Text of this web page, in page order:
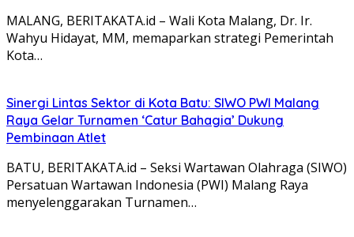
MALANG, BERITAKATA.id – Wali Kota Malang, Dr. Ir.
Wahyu Hidayat, MM, memaparkan strategi Pemerintah
Kota…
Sinergi Lintas Sektor di Kota Batu: SIWO PWI Malang
Raya Gelar Turnamen ‘Catur Bahagia’ Dukung
Pembinaan Atlet
BATU, BERITAKATA.id – Seksi Wartawan Olahraga (SIWO)
Persatuan Wartawan Indonesia (PWI) Malang Raya
menyelenggarakan Turnamen…